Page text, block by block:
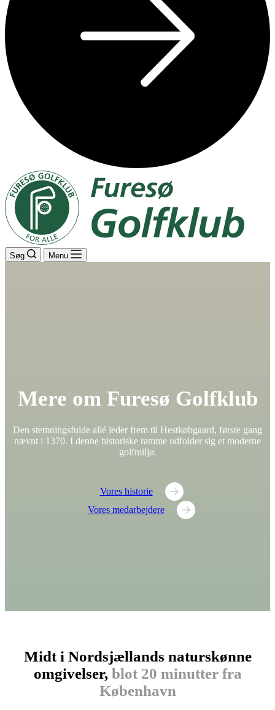
Søg Menu
Mere om Furesø Golfklub
Den stemningsfulde allé leder frem til Hestkøbgaard, første gang
nævnt i 1370. I denne historiske ramme udfolder sig et moderne
golfmiljø.
Vores historie
Vores medarbejdere
Midt i Nordsjællands naturskønne
omgivelser, blot 20 minutter fra
København